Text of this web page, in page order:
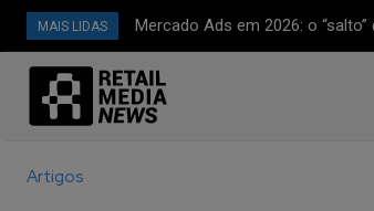
MAIS LIDAS
Mercado Ads em 2026: o
plataforma de mídia full-funnel
avançada)
Artigos